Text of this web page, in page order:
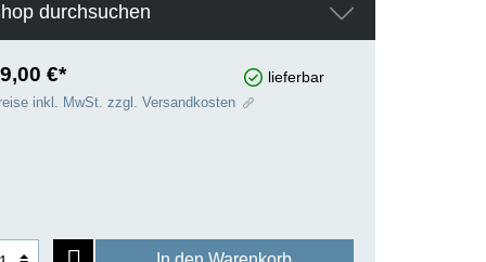
durchsuchen
€* lieferbar
inkl. MwSt. zzgl. Versandkosten